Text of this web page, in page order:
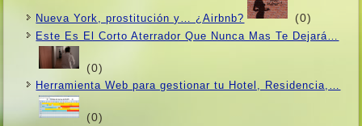
Nueva York, prostitución y… ¿Airbnb? (0)
Este Es El Corto Aterrador Que Nunca Mas Te Dejará…
(0)
Herramienta Web para gestionar tu Hotel, Residencia,…
(0)